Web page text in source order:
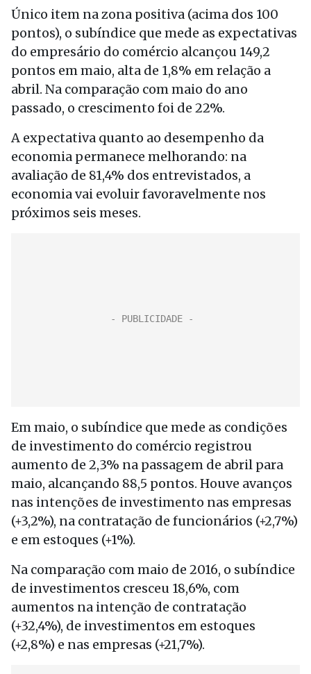
Único item na zona positiva (acima dos 100
pontos), o subíndice que mede as expectativas
do empresário do comércio alcançou 149,2
pontos em maio, alta de 1,8% em relação a
abril. Na comparação com maio do ano
passado, o crescimento foi de 22%.
A expectativa quanto ao desempenho da
economia permanece melhorando: na
avaliação de 81,4% dos entrevistados, a
economia vai evoluir favoravelmente nos
próximos seis meses.
Em maio, o subíndice que mede as condições
de investimento do comércio registrou
aumento de 2,3% na passagem de abril para
maio, alcançando 88,5 pontos. Houve avanços
nas intenções de investimento nas empresas
(+3,2%), na contratação de funcionários (+2,7%)
e em estoques (+1%).
Na comparação com maio de 2016, o subíndice
de investimentos cresceu 18,6%, com
aumentos na intenção de contratação
(+32,4%), de investimentos em estoques
(+2,8%) e nas empresas (+21,7%).